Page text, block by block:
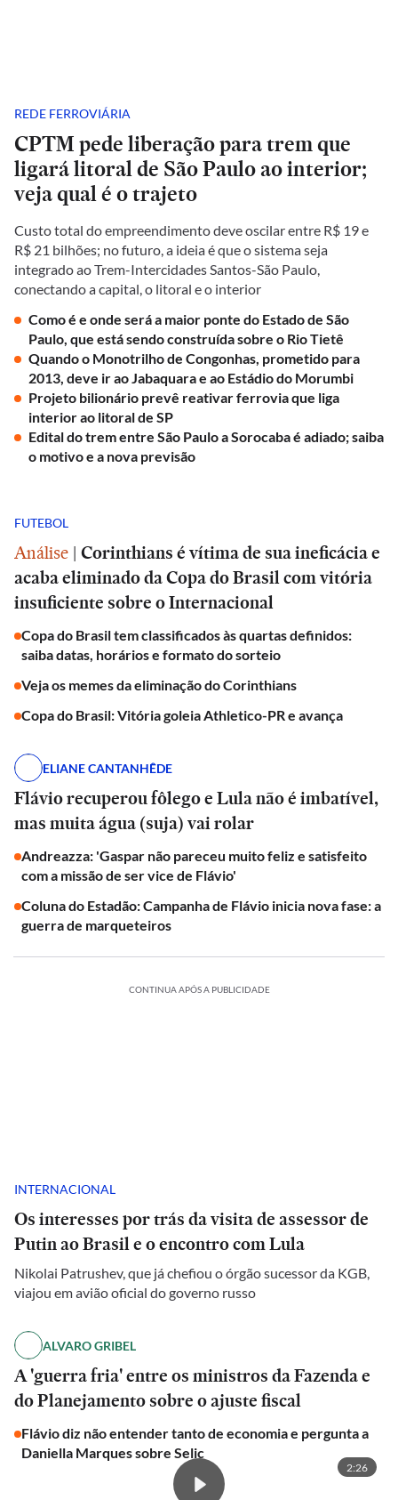
REDE FERROVIÁRIA
CPTM pede liberação para trem que
ligará litoral de São Paulo ao interior;
veja qual é o trajeto
Custo total do empreendimento deve oscilar entre R$ 19 e
R$ 21 bilhões; no futuro, a ideia é que o sistema seja
integrado ao Trem-Intercidades Santos-São Paulo,
conectando a capital, o litoral e o interior
Como é e onde será a maior ponte do Estado de São
Paulo, que está sendo construída sobre o Rio Tietê
Quando o Monotrilho de Congonhas, prometido para
2013, deve ir ao Jabaquara e ao Estádio do Morumbi
Projeto bilionário prevê reativar ferrovia que liga
interior ao litoral de SP
Edital do trem entre São Paulo a Sorocaba é adiado; saiba
o motivo e a nova previsão
FUTEBOL
Análise | Corinthians é vítima de sua ineficácia e
acaba eliminado da Copa do Brasil com vitória
insuficiente sobre o Internacional
Copa do Brasil tem classificados às quartas definidos:
saiba datas, horários e formato do sorteio
Veja os memes da eliminação do Corinthians
Copa do Brasil: Vitória goleia Athletico-PR e avança
ELIANE CANTANHÊDE
Flávio recuperou fôlego e Lula não é imbatível,
mas muita água (suja) vai rolar
Andreazza: 'Gaspar não pareceu muito feliz e satisfeito
com a missão de ser vice de Flávio'
Coluna do Estadão: Campanha de Flávio inicia nova fase: a
guerra de marqueteiros
CONTINUA APÓS A PUBLICIDADE
INTERNACIONAL
Os interesses por trás da visita de assessor de
Putin ao Brasil e o encontro com Lula
Nikolai Patrushev, que já chefiou o órgão sucessor da KGB,
viajou em avião oficial do governo russo
ALVARO GRIBEL
A 'guerra fria' entre os ministros da Fazenda e
do Planejamento sobre o ajuste fiscal
Flávio diz não entender tanto de economia e pergunta a
Daniella Marques sobre Selic
2:26